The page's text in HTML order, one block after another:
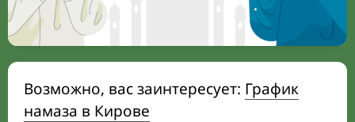
Возможно, вас заинтересует: График
намаза в Кирове